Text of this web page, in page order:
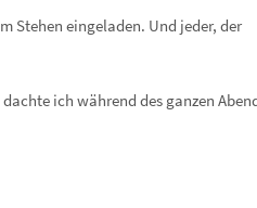
Stehen eingeladen. Und jeder, der
ich während des ganzen